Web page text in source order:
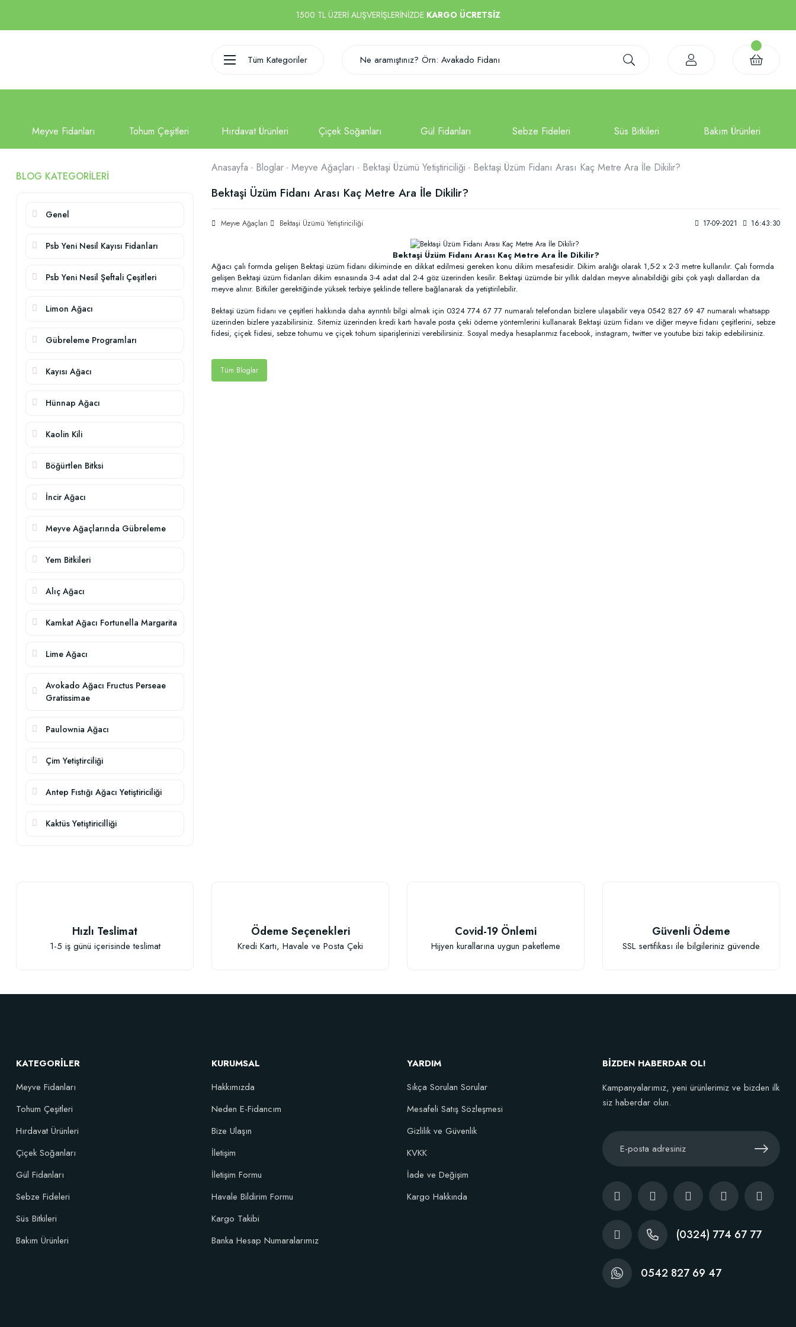
1500 TL ÜZERİ ALIŞVERİŞLERİNİZDE KARGO ÜCRETSİZ
Tüm Kategoriler
BLOG KATEGORILERI
Genel
Psb Yeni Nesil Kayısı Fidanları
Psb Yeni Nesil Şeftali Çeşitleri
Limon Ağacı
Gübreleme Programları
Kayısı Ağacı
Hünnap Ağacı
Kaolin Kili
Böğürtlen Bitksi
İncir Ağacı
Meyve Ağaçlarında Gübreleme
Yem Bitkileri
Alıç Ağacı
Kamkat Ağacı Fortunella Margarita
Lime Ağacı
Avokado Ağacı Fructus Perseae
Gratissimae
Paulownia Ağacı
Çim Yetiştirciliği
Antep Fıstığı Ağacı Yetiştiriciliği
Kaktüs Yetiştiricilliği
Anasayfa Bloglar Meyve Ağaçları Bektaşi Üzümü Yetiştiriciliği Bektaşi Üzüm Fidanı Arası Kaç Metre Ara İle Dikilir?
Bektaşi Üzüm Fidanı Arası Kaç Metre Ara İle Dikilir?
Meyve Ağaçları Bektaşi Üzümü Yetiştiriciliği 17-09-2021 16:43:30
Bektaşi Üzüm Fidanı Arası Kaç Metre Ara İle Dikilir?
Ağacı çalı formda gelişen Bektaşi üzüm fidanı dikiminde en dikkat edilmesi gereken konu dikim mesafesidir. Dikim aralığı olarak 1,5-2 x 2-3 metre kullanılır. Çalı formda
gelişen Bektaşi üzüm fidanları dikim esnasında 3-4 adat dal 2-4 göz üzerinden kesilir. Bektaşi üzümde bir yıllık daldan meyve alınabildiği gibi çok yaşlı dallardan da
meyve alınır. Bitkiler gerektiğinde yüksek terbiye şeklinde tellere bağlanarak da yetiştirilebilir.
Bektaşi üzüm fidanı ve çeşitleri hakkında daha ayrıntılı bilgi almak için 0324 774 67 77 numaralı telefondan bizlere ulaşabilir veya 0542 827 69 47 numaralı whatsapp
üzerinden bizlere yazabilirsiniz. Sitemiz üzerinden kredi kartı havale posta çeki ödeme yöntemlerini kullanarak Bektaşi üzüm fidanı ve diğer meyve fidanı çeşitlerini, sebze
fidesi, çiçek fidesi, sebze tohumu ve çiçek tohum siparişlerinizi verebilirsiniz. Sosyal medya hesaplarımız facebook, instagram, twitter ve youtube bizi takip edebilirsiniz.
Tüm Bloglar
Hızlı Teslimat
1-5 iş günü içerisinde teslimat
Ödeme Seçenekleri
Kredi Kartı, Havale ve Posta Çeki
Covid-19 Önlemi
Hijyen kurallarına uygun paketleme
Güvenli Ödeme
SSL sertifikası ile bilgileriniz güvende
KATEGORİLER
Meyve Fidanları
Tohum Çeşitleri
Hırdavat Ürünleri
Çiçek Soğanları
Gül Fidanları
Sebze Fideleri
Süs Bitkileri
Bakım Ürünleri
KURUMSAL
Hakkımızda
Neden E-Fidancım
Bize Ulaşın
İletişim
İletişim Formu
Havale Bildirim Formu
Kargo Takibi
Banka Hesap Numaralarımız
YARDIM
Sıkça Sorulan Sorular
Mesafeli Satış Sözleşmesi
Gizlilik ve Güvenlik
KVKK
İade ve Değişim
Kargo Hakkında
BİZDEN HABERDAR OL!
Kampanyalarımız, yeni ürünlerimiz ve bizden ilk
siz haberdar olun.
(0324) 774 67 77
0542 827 69 47